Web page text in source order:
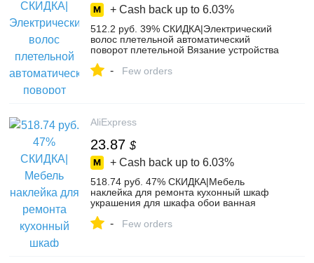
+ Cash back up to 6.03%
512.2 руб. 39% СКИДКА|Электрический
волос плетельной автоматический
поворот плетельной Вязание устройства
прическа Кабельо укладки волос
- Few orders
AliExpress
23.87 $
+ Cash back up to 6.03%
518.74 руб. 47% СКИДКА|Мебель
наклейка для ремонта кухонный шкаф
украшения для шкафа обои ванная
стол краска стикер на стену-in Обои from
- Few orders